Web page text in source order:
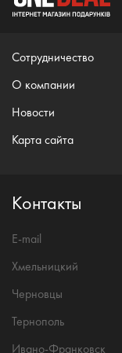
Сотрудничество
О компании
Новости
Карта сайта
Контакты
E-mail
Хмельницкий
Черновцы
Тернополь
Ивано-Франковск